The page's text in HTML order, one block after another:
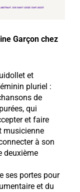
Garçon chez
et
pluriel :
de
qui
et faire
musicienne
à son
deuxième
ses portes pour
et du